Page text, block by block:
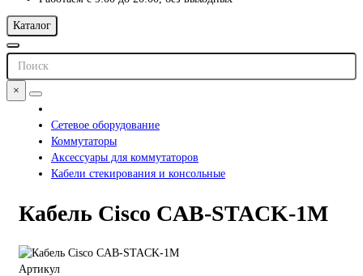
Каталог
×
Сетевое оборудование
Коммутаторы
Аксессуары для коммутаторов
Кабели стекирования и консольные
Кабель Cisco CAB-STACK-1M
Артикул